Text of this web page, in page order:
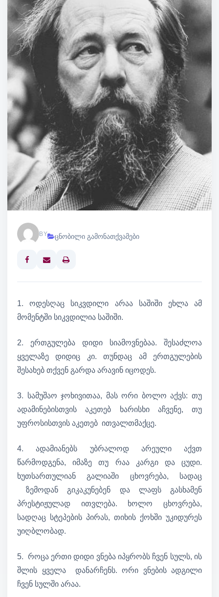
BY ცნობილი გამონათქვამები
Print
1. ოდესღაც სიკვდილი არაა საშიში ეხლა ამ
მომენტში სიკვდილია საშიში.
2. ერთგულება დიდი სიამოვნებაა. შესაძლოა
ყველაზე დიდიც კი. თუნდაც ამ ერთგულების
შესახებ თქვენ გარდა არავინ იცოდეს.
3. სამუშაო ჯოხივითაა, მას ორი ბოლო აქვს: თუ
ადამინებისთვის აკეთებ ხარისხი აჩვენე, თუ
უფროსისთვის აკეთებ ითვალთმაქცე.
4. ადამიანებს უბრალოდ არეული აქვთ
წარმოდგენა, იმაზე თუ რაა კარგი და ცუდი.
ხუთსართულიან გალიაში ცხოვრება, სადაც
ზემოდან გიკაკუნებენ და ლაფს გასხამენ
პრესტიჟულად ითვლება. ხოლო ცხოვრება,
სადღაც სტეპების პირას, თიხის ქოხში უკიდურეს
უიღბლობად.
5. როცა ერთი დიდი ვნება იპყრობს ჩვენ სულს, ის
შლის ყველა დანარჩენს. ორი ვნების ადგილი
ჩვენ სულში არაა.